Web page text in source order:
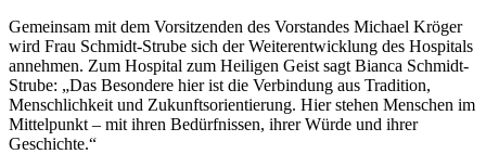
Gemeinsam mit dem Vorsitzenden des Vorstandes Michael Kröger
wird Frau Schmidt-Strube sich der Weiterentwicklung des Hospitals
annehmen. Zum Hospital zum Heiligen Geist sagt Bianca Schmidt-
Strube: „Das Besondere hier ist die Verbindung aus Tradition,
Menschlichkeit und Zukunftsorientierung. Hier stehen Menschen im
Mittelpunkt – mit ihren Bedürfnissen, ihrer Würde und ihrer
Geschichte.“